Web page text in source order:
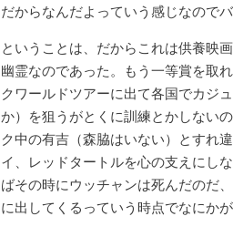
だからなんだよっていう感じなのでバ
ということは、だからこれは供養映
幽霊なのであった。もう一等賞を取
クワールドツアーに出て各国でカジ
か）を狙うがとくに訓練とかしない
ク中の有吉（森脇はいない）とすれ
イ、レッドタートルを心の支えにし
ばその時にウッチャンは死んだのだ
に出してくるっていう時点でなにか